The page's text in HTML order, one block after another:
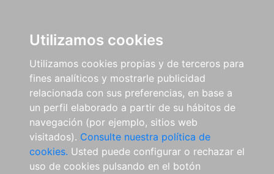
Utilizamos cookies
Utilizamos cookies propias y de terceros para
fines analíticos y mostrarle publicidad
relacionada con sus preferencias, en base a
un perfil elaborado a partir de su hábitos de
navegación (por ejemplo, sitios web
visitados). Consulte nuestra política de
cookies. Usted puede configurar o rechazar el
uso de cookies pulsando en el botón